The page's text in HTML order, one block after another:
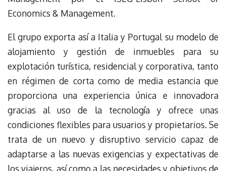
Economics & Management.
El grupo exporta así a Italia y Portugal su modelo de
alojamiento y gestión de inmuebles para su
explotación turística, residencial y corporativa, tanto
en régimen de corta como de media estancia que
proporciona una experiencia única e innovadora
gracias al uso de la tecnología y ofrece unas
condiciones flexibles para usuarios y propietarios. Se
trata de un nuevo y disruptivo servicio capaz de
adaptarse a las nuevas exigencias y expectativas de
los viajeros, así como a las necesidades y objetivos de